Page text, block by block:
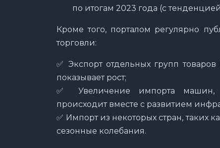
по итогам 2023 года (с
Кроме того, порталом регулярно
торговли:
✅ Экспорт отдельных групп
показывает рост;
✅ Увеличение импорта машин,
происходит вместе с развитием
✅ Импорт из некоторых стран, таких
сезонные колебания.